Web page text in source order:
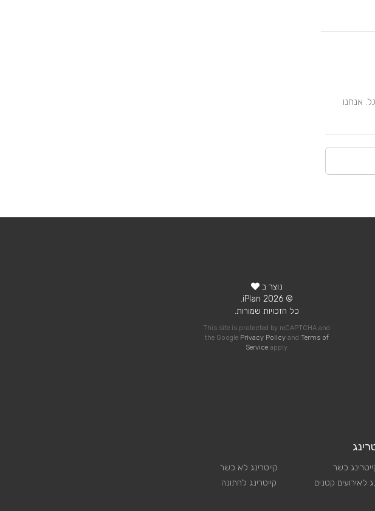
נוצר ב
© 2026 iPlan.
כל הזכויות שמורות.
This site is protected by reCAPTCHA and
the Google Privacy Policyand Terms of
Service apply
כשר
לאירועים קטנים
קייטרינג לא כשר
קייטרינג לחתונה